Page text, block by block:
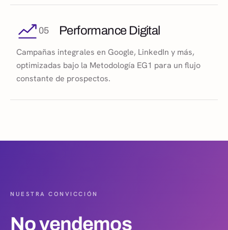
05 Performance Digital
Campañas integrales en Google, LinkedIn y más,
optimizadas bajo la Metodología EG1 para un flujo
constante de prospectos.
NUESTRA CONVICCIÓN
Novendemos